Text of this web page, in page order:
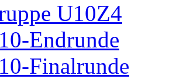
U10Z4
Endrunde
Finalrunde